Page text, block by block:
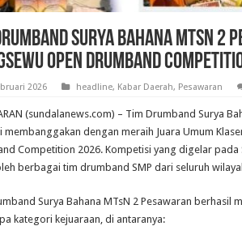
SURYA BAHANA MTsN 2
OPEN DRUMBAND
2026 headline, Kabar Daerah, Pesawaran
(sundalanews.com) – Tim Drumband Surya
membanggakan dengan meraih Juara Umum
Competition 2026. Kompetisi yang digelar pada
berbagai tim drumband SMP dari seluruh
Surya Bahana MTsN 2 Pesawaran berhasil
kategori kejuaraan, di antaranya: